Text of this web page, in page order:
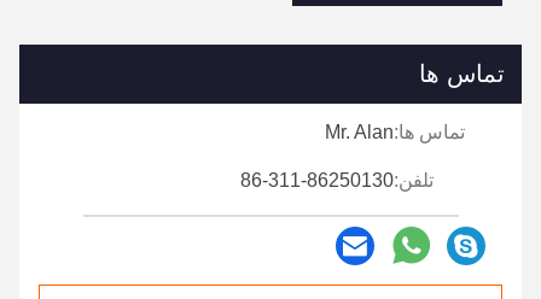
تماس ها
تماس ها:Mr. Alan
تلفن:86-311-86250130